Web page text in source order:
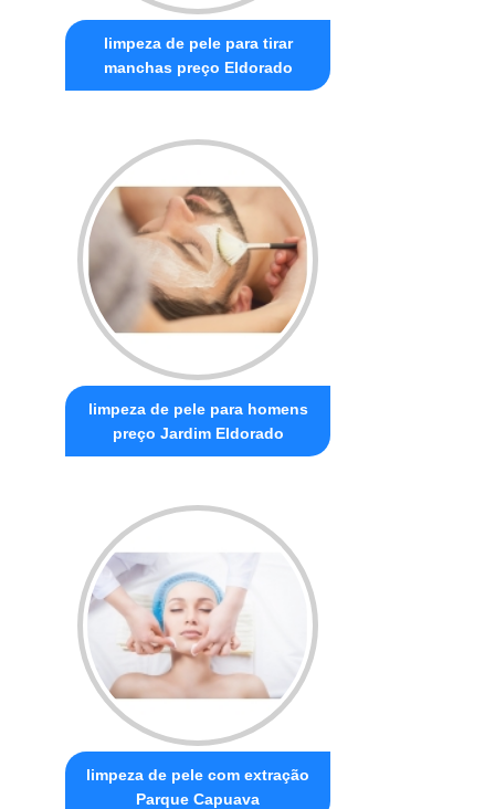
limpeza de pele para tirar
manchas preço Eldorado
limpeza de pele para homens
preço Jardim Eldorado
limpeza de pele com extração
Parque Capuava